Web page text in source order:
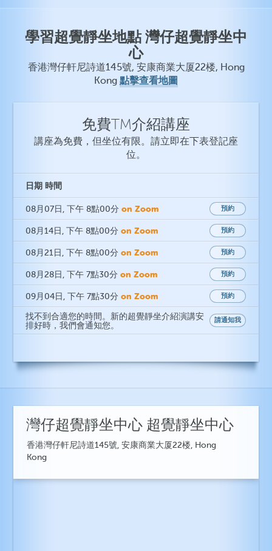
學習超覺靜坐地點 灣仔超覺靜坐中
心
香港灣仔軒尼詩道145號, 安康商業大厦22楼, Hong
Kong 點擊查看地圖
免費TM介紹講座
講座為免費，但坐位有限。請立即在下表登記座
位。
日期 時間
08月07日 , 下午 8點00分 on Zoom 預約
08月14日 , 下午 8點00分 on Zoom 預約
08月21日 , 下午 8點00分 on Zoom 預約
08月28日 , 下午 7點30分 on Zoom 預約
09月04日 , 下午 7點30分 on Zoom 預約
找不到合適您的時間。新的超覺靜坐介紹演講安
排好時，我們會通知您。
請通知我
灣仔超覺靜坐中心 超覺靜坐中心
香港灣仔軒尼詩道145號, 安康商業大厦22楼, Hong
Kong